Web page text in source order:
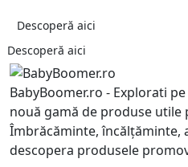
Descoperă aici
Descoperă aici
BabyBoomer.ro - Explorati
nouă gamă de produse utile
Îmbrăcăminte, încălțăminte,
descopera produsele